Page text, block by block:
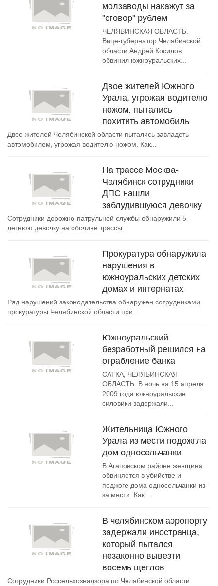
молзаводы накажут за
"сговор" рублем
ЧЕЛЯБИНСКАЯ ОБЛАСТЬ.
Вице-губернатор Челябинской
области Андрей Косилов
обвинил южноуральских...
Двое жителей Южного
Урала, угрожая водителю
ножом, пытались
похитить автомобиль
Двое жителей Челябинской области пытались завладеть
автомобилем, угрожая водителю ножом. Как...
На трассе Москва-
Челябинск сотрудники
ДПС нашли
заблудившуюся девочку
Сотрудники дорожно-патрульной службы обнаружили 5-
летнюю девочку на обочине трассы...
Прокуратура обнаружила
нарушения в
южноуральских детских
домах и интернатах
Ряд нарушений законодательства обнаружен сотрудниками
прокуратуры Челябинской области при...
Южноуральский
безработный решился на
ограбление банка
САТКА, ЧЕЛЯБИНСКАЯ
ОБЛАСТЬ. В ночь на 15 апреля
2009 года южноуральские
силовики задержали...
Жительница Южного
Урала из мести подожгла
дом односельчанки
В Агаповском районе женщина
обвиняется в убийстве и
поджоге дома односельчанки из-
за мести. Как...
В челябинском аэропорту
задержали иностранца,
который пытался
незаконно вывезти
восемь щеглов
Сотрудники Россельхознадзора по Челябинской области